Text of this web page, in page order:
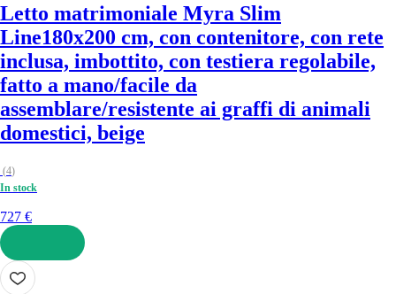
Letto matrimoniale Myra Slim
Line180x200 cm, con contenitore, con rete
inclusa, imbottito, con testiera regolabile,
fatto a mano/facile da
assemblare/resistente ai graffi di animali
domestici, beige
(4)
In stock
727 €
AGGIUNGI